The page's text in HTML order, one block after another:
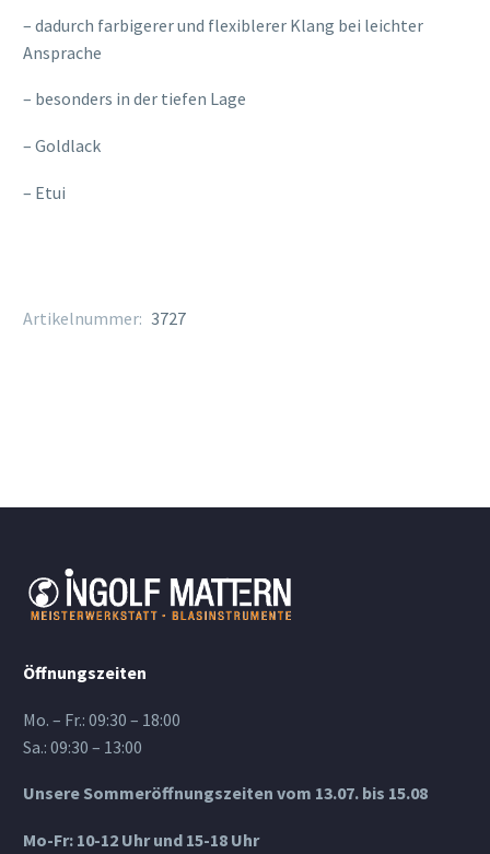
– dadurch farbigerer und flexiblerer Klang bei leichter
Ansprache
– besonders in der tiefen Lage
– Goldlack
– Etui
Artikelnummer: 3727
Öffnungszeiten
Mo. – Fr.: 09:30 – 18:00
Sa.: 09:30 – 13:00
Unsere Sommeröffnungszeiten vom 13.07. bis 15.08
Mo-Fr: 10-12 Uhr und 15-18 Uhr